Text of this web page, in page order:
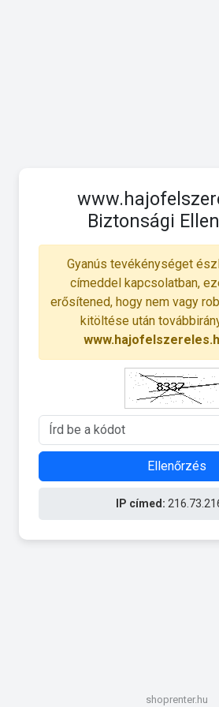
Biztonsági
Gyanús tevékénységet
címeddel kapcsolatban,
erősítened, hogy nem vagy
kitöltése után
Ellenőrzés
IP címed:
shoprenter.hu